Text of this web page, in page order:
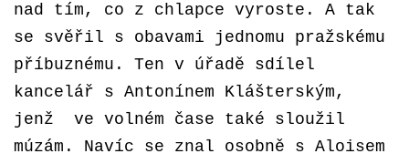
nad tím, co z chlapce vyroste. A tak
se svěřil s obavami jednomu pražskému
příbuznému. Ten v úřadě sdílel
kancelář s Antonínem Klášterským,
jenž ve volném čase také sloužil
múzám. Navíc se znal osobně s Aloisem